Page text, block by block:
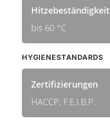
Hitzebeständigkeit
bis 60 °C
HYGIENESTANDARDS
Zertifizierungen
HACCP, F.E.I.B.P.